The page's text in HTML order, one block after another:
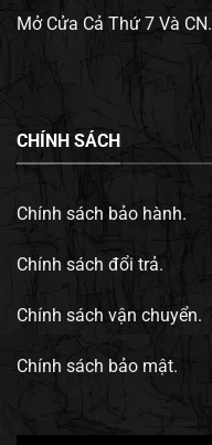
Mở Cửa Cả Thứ 7 Và CN.
CHÍNH SÁCH
Chính sách bảo hành.
Chính sách đổi trả.
Chính sách vận chuyển.
Chính sách bảo mật.